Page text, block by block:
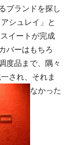
ブランドを探し
シュレイ」と
イートが完成
バーはもちろ
度品まで、隅々
され、それま
なかった